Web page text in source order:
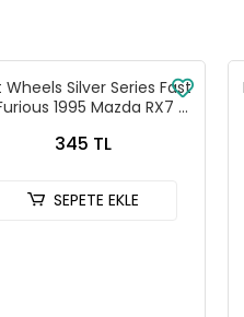
Wheels Silver Series Fast
1995 Mazda RX7 -
345 TL
SEPETE EKLE